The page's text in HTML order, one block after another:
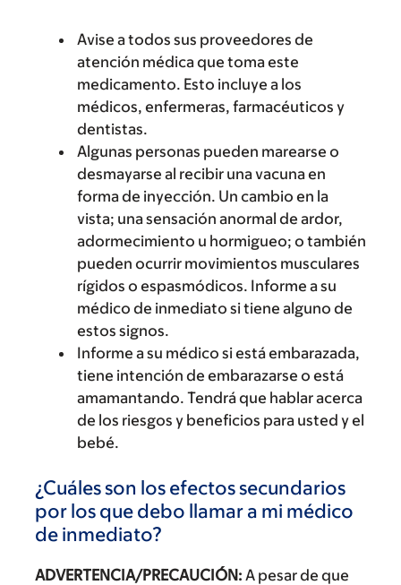
Avise a todos sus proveedores de
atención médica que toma este
medicamento. Esto incluye a los
médicos, enfermeras, farmacéuticos y
dentistas.
Algunas personas pueden marearse o
desmayarse al recibir una vacuna en
forma de inyección. Un cambio en la
vista; una sensación anormal de ardor,
adormecimiento u hormigueo; o también
pueden ocurrir movimientos musculares
rígidos o espasmódicos. Informe a su
médico de inmediato si tiene alguno de
estos signos.
Informe a su médico si está embarazada,
tiene intención de embarazarse o está
amamantando. Tendrá que hablar acerca
de los riesgos y beneficios para usted y el
bebé.
¿Cuáles son los efectos secundarios
por los que debo llamar a mi médico
de inmediato?
ADVERTENCIA/PRECAUCIÓN: A pesar de que